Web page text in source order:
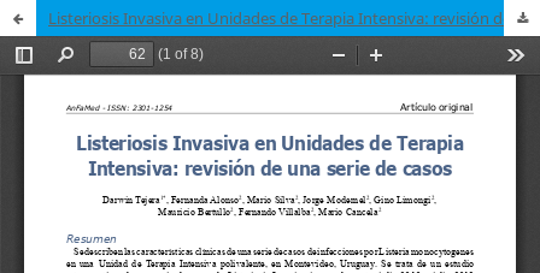
Listeriosis Invasiva en Unidades de Terapia Intensiva: revisión de una serie de casos